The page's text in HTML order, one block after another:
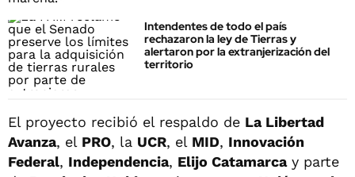
Intendentes de todo el país
rechazaron la ley de Tierras y
alertaron por la extranjerización del
territorio
El proyecto recibió el respaldo de La Libertad
Avanza, el PRO, la UCR, el MID, Innovación
Federal, Independencia, Elijo Catamarcay parte